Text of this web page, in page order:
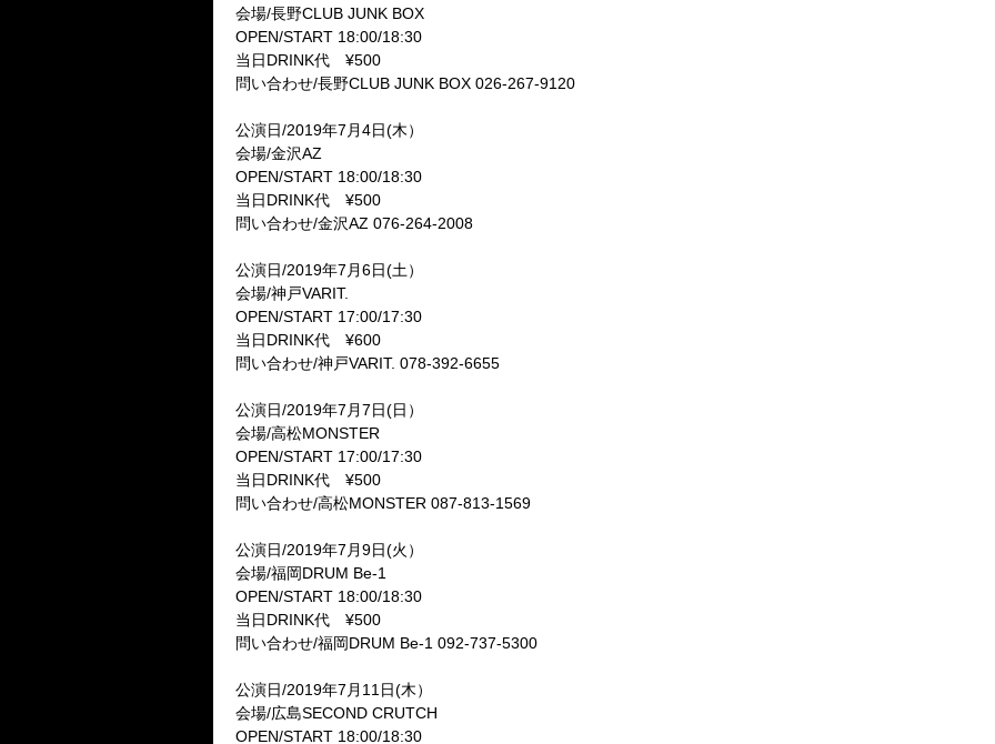
会場/長野CLUB JUNK BOX
OPEN/START 18:00/18:30
当日DRINK代 ¥500
問い合わせ/長野CLUB JUNK BOX 026-267-9120
公演日/2019年7月4日(木）
会場/金沢AZ
OPEN/START 18:00/18:30
当日DRINK代 ¥500
問い合わせ/金沢AZ 076-264-2008
公演日/2019年7月6日(土）
会場/神戸VARIT.
OPEN/START 17:00/17:30
当日DRINK代 ¥600
問い合わせ/神戸VARIT. 078-392-6655
公演日/2019年7月7日(日）
会場/高松MONSTER
OPEN/START 17:00/17:30
当日DRINK代 ¥500
問い合わせ/高松MONSTER 087-813-1569
公演日/2019年7月9日(火）
会場/福岡DRUM Be-1
OPEN/START 18:00/18:30
当日DRINK代 ¥500
問い合わせ/福岡DRUM Be-1 092-737-5300
公演日/2019年7月11日(木）
会場/広島SECOND CRUTCH
OPEN/START 18:00/18:30